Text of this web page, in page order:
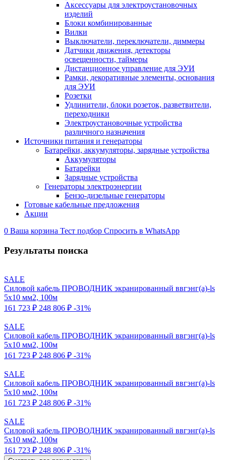
Аксессуары для электроустановочных
изделий
Блоки комбинированные
Вилки
Выключатели, переключатели, диммеры
Датчики движения, детекторы
освещенности, таймеры
Дистанционное управление для ЭУИ
Рамки, декоративные элементы, основания
для ЭУИ
Розетки
Удлинители, блоки розеток, разветвители,
переходники
Электроустановочные устройства
различного назначения
Источники питания и генераторы
Батарейки, аккумуляторы, зарядные устройства
Аккумуляторы
Батарейки
Зарядные устройства
Генераторы электроэнергии
Бензо-дизельные генераторы
Готовые кабельные предложения
Акции
0 Ваша корзина Тест подбор Спросить в WhatsApp
Результаты поиска
SALE
Силовой кабель ПРОВОДНИК экранированный ввгэнг(a)-ls
5x10 мм2, 100м
161 723 ₽ 248 806 ₽ -31%
SALE
Силовой кабель ПРОВОДНИК экранированный ввгэнг(a)-ls
5x10 мм2, 100м
161 723 ₽ 248 806 ₽ -31%
SALE
Силовой кабель ПРОВОДНИК экранированный ввгэнг(a)-ls
5x10 мм2, 100м
161 723 ₽ 248 806 ₽ -31%
SALE
Силовой кабель ПРОВОДНИК экранированный ввгэнг(a)-ls
5x10 мм2, 100м
161 723 ₽ 248 806 ₽ -31%